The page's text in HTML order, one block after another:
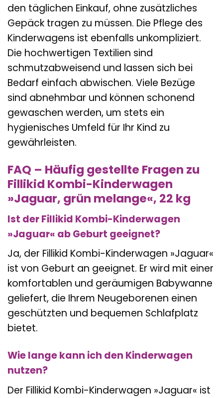
den täglichen Einkauf, ohne zusätzliches
Gepäck tragen zu müssen. Die Pflege des
Kinderwagens ist ebenfalls unkompliziert.
Die hochwertigen Textilien sind
schmutzabweisend und lassen sich bei
Bedarf einfach abwischen. Viele Bezüge
sind abnehmbar und können schonend
gewaschen werden, um stets ein
hygienisches Umfeld für Ihr Kind zu
gewährleisten.
FAQ – Häufig gestellte Fragen zu
Fillikid Kombi-Kinderwagen
»Jaguar, grün melange«, 22 kg
Ist der Fillikid Kombi-Kinderwagen
»Jaguar« ab Geburt geeignet?
Ja, der Fillikid Kombi-Kinderwagen »Jaguar«
ist von Geburt an geeignet. Er wird mit einer
komfortablen und geräumigen Babywanne
geliefert, die Ihrem Neugeborenen einen
geschützten und bequemen Schlafplatz
bietet.
Wie lange kann ich den Kinderwagen
nutzen?
Der Fillikid Kombi-Kinderwagen »Jaguar« ist